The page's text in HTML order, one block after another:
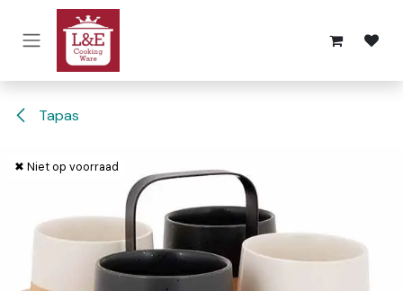
Overslaan naar inhoud
Tapas
✖ Niet op voorraad